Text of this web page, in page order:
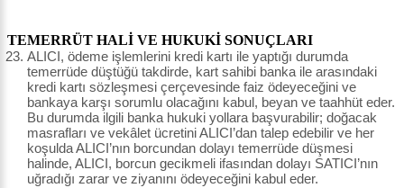
TEMERRÜT HALİ VE HUKUKİ SONUÇLARI
ALICI, ödeme işlemlerini kredi kartı ile yaptığı durumda
temerrüde düştüğü takdirde, kart sahibi banka ile arasındaki
kredi kartı sözleşmesi çerçevesinde faiz ödeyeceğini ve
bankaya karşı sorumlu olacağını kabul, beyan ve taahhüt eder.
Bu durumda ilgili banka hukuki yollara başvurabilir; doğacak
masrafları ve vekâlet ücretini ALICI’dan talep edebilir ve her
koşulda ALICI’nın borcundan dolayı temerrüde düşmesi
halinde, ALICI, borcun gecikmeli ifasından dolayı SATICI’nın
uğradığı zarar ve ziyanını ödeyeceğini kabul eder.